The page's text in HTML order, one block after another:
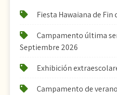
Fiesta Hawaiana de Fin
Campamento última
Septiembre 2026
Exhibición
Campamento de